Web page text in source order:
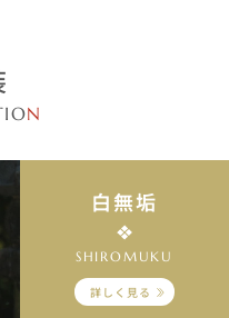
N
白無垢
SHIROMUKU
詳しく見る